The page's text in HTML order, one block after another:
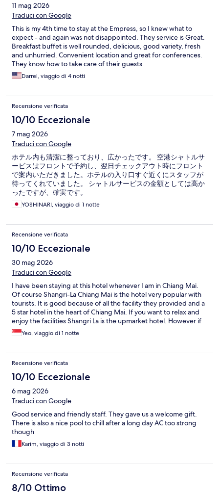
11 mag 2026
Traduci con Google
This is my 4th time to stay at the Empress, so I knew what to
expect - and again was not disappointed. They service is Great.
Breakfast buffet is well rounded, delicious, good variety, fresh
and unhurried. Convenient location and great for conferences.
They know how to take care of their guests.
Darrel, viaggio di 4 notti
Recensione verificata
10/10 Eccezionale
7 mag 2026
Traduci con Google
ホテル内も清潔に整っており、広かったです。 空港シャトルサ
ービスはフロントで予約し、翌日チェックアウト時にフロント
で案内いただきました。ホテルの入り口すぐ近くにスタッフが
待ってくれていました。 シャトルサービスの金額としては高か
ったですが、確実です。
YOSHINARI, viaggio di 1 notte
Recensione verificata
10/10 Eccezionale
30 mag 2026
Traduci con Google
I have been staying at this hotel whenever I am in Chiang Mai.
Of course Shangri-La Chiang Mai is the hotel very popular with
tourists. It is good because of all the facility they provided and a
5 star hotel in the heart of Chiang Mai. If you want to relax and
enjoy the facilities Shangri La is the upmarket hotel. However if
you are on a shopping spree & relax tour. The Empress Chiang
Mai provides all you need for value and its location & comfort.
Northern Thailand away from bustling Bangkok
Yeo, viaggio di 1 notte
Recensione verificata
10/10 Eccezionale
6 mag 2026
Traduci con Google
Good service and friendly staff. They gave us a welcome gift.
There is also a nice pool to chill after a long day AC too strong
though
Karim, viaggio di 3 notti
Recensione verificata
8/10 Ottimo